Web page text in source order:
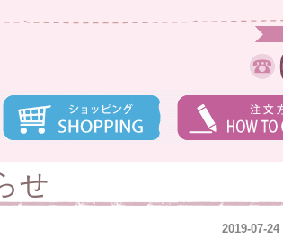
せ
2019-07-24